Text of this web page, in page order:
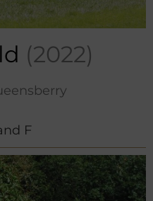
(2022)
F